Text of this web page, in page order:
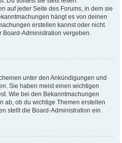
auf jeder Seite des Forums, in dem sie
hängt es von deinen
erstellen kannst oder nicht.
Board-Administration vergeben.
unter den Ankündigungen und
Sie haben meist einen wichtigen
Wie bei den Bekanntmachungen
ab, ob du wichtige Themen erstellen
stellt die Board-Administration ein.